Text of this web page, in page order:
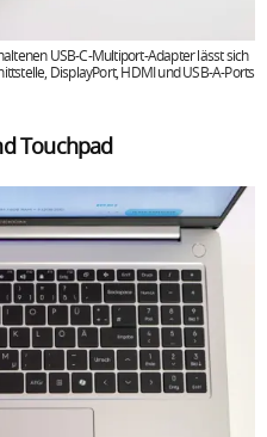
USB-C-Multiport-Adapter lässt sich
DisplayPort, HDMI und USB-A-Ports
Touchpad